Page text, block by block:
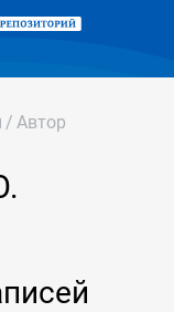
/ Автор